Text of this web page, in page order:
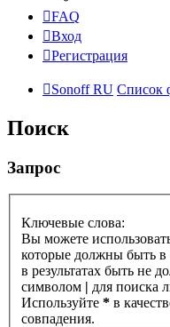
FAQ
Вход
Регистрация
Sonoff RU Список
Поиск
Запрос
Ключевые слова:
Вы можете
которые должны быть в
в результатах быть не
символом | для поиска
Используйте * в
совпадения.